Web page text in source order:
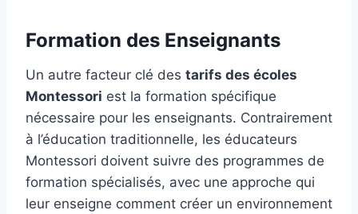
Formation des Enseignants
Un autre facteur clé des tarifs des écoles
Montessori est la formation spécifique
nécessaire pour les enseignants. Contrairement
à l’éducation traditionnelle, les éducateurs
Montessori doivent suivre des programmes de
formation spécialisés, avec une approche qui
leur enseigne comment créer un environnement